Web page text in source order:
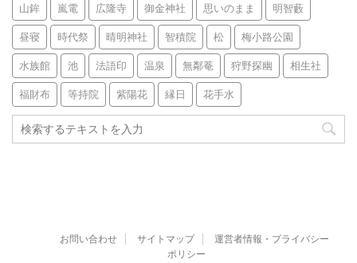
山鉾 嵐電 広隆寺 御金神社 思いのまま 明智藪
昼寝 時代祭 晴明神社 智積院 松 梅小路公園
水族館 池 法語印 温泉 無鄰菴 狩野探幽 相生社
福財布 等持院 紫陽花 縁日 花手水
お問い合わせ サイトマップ
運営者情報・プライバシー
ポリシー